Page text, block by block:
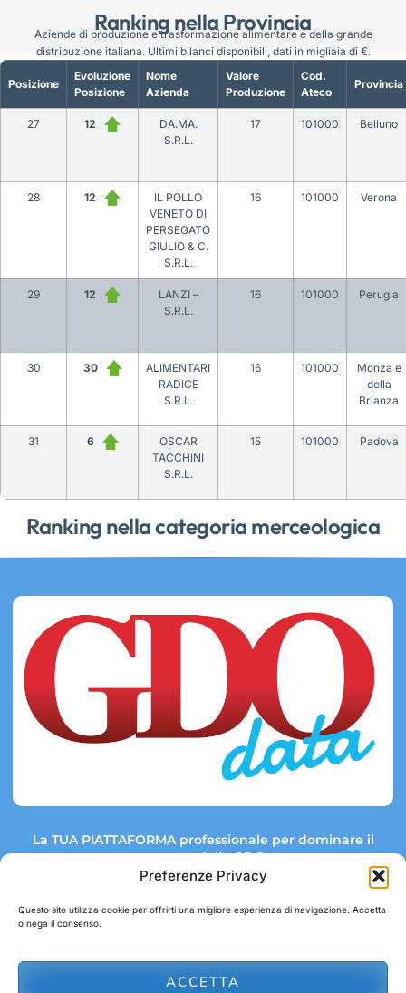
Preferenze Privacy
Questo sito utilizza cookie per offrirti una migliore esperienza di navigazione. Accetta
o nega il consenso.
ACCETTA
Ranking nella Provincia
Ranking nella categoria merceologica
Posizione
Evoluzione
Posizione
Nome
Azienda
Valore
Produzione
Cod.
Ateco
Provincia
27 12
DA.MA.
S.R.L.
17 101000 Belluno
28 12
IL POLLO
VENETO DI
PERSEGATO
GIULIO & C.
S.R.L.
16 101000 Verona
29 12
LANZI –
S.R.L.
16 101000 Perugia
30 30
ALIMENTARI
RADICE
S.R.L.
16 101000
Monza e
della
Brianza
31 6
OSCAR
TACCHINI
S.R.L.
15 101000 Padova
Aziende di produzione e trasformazione alimentare e della grande
distribuzione italiana. Ultimi bilanci disponibili, dati in migliaia di €.
La TUA PIATTAFORMA professionale per dominare il
mercato della GDO.
Link rapidi:
abbonamenti@gdodata.it